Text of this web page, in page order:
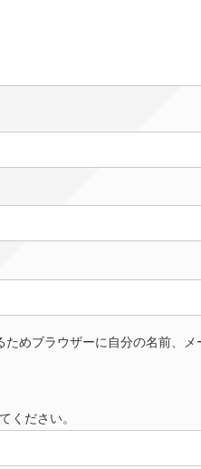
めブラウザーに自分の名前、メ
ください。